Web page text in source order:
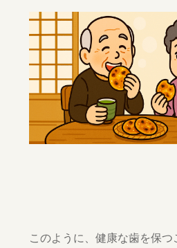
このように、健康な歯を保つ